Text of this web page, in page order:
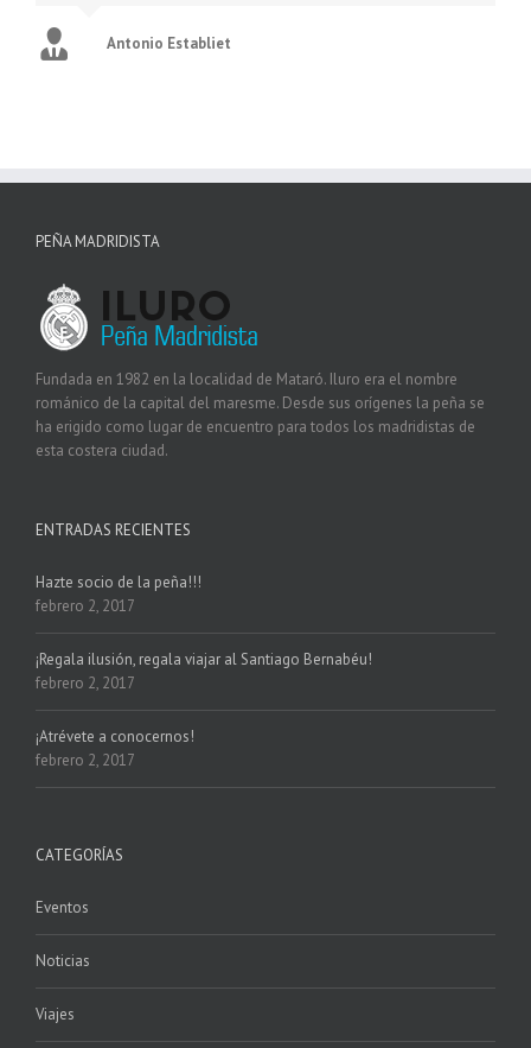
Antonio Establiet
PEÑA MADRIDISTA
Fundada en 1982 en la localidad de Mataró. Iluro era el nombre
románico de la capital del maresme. Desde sus orígenes la peña se
ha erigido como lugar de encuentro para todos los madridistas de
esta costera ciudad.
ENTRADAS RECIENTES
Hazte socio de la peña!!!
febrero 2, 2017
¡Regala ilusión, regala viajar al Santiago Bernabéu!
febrero 2, 2017
¡Atrévete a conocernos!
febrero 2, 2017
CATEGORÍAS
Eventos
Noticias
Viajes